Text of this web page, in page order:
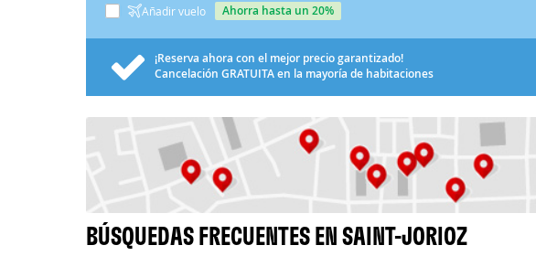
Añadir vuelo ahorra hasta un 20%
¡Reserva ahora con el mejor precio garantizado!
Cancelación GRATUITAen la mayoría de habitaciones
BÚSQUEDAS FRECUENTES EN SAINT-JORIOZ